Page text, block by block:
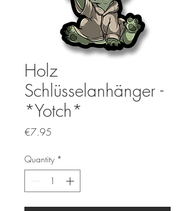
Holz
Schlüsselanhänger -
*Yotch*
€7.95
Quantity *